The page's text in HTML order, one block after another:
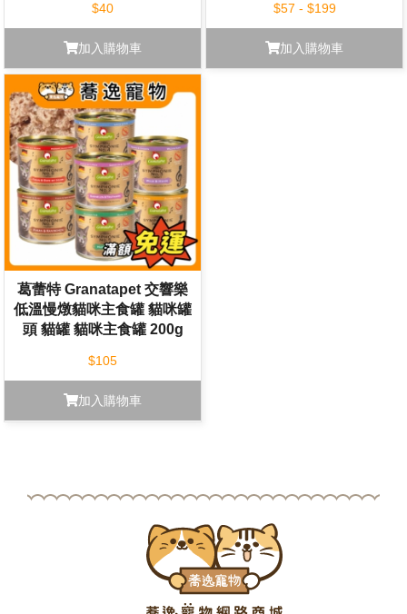
$40
加入購物車
$57 - $199
加入購物車
葛蕾特 Granatapet 交響樂
低溫慢燉貓咪主食罐 貓咪罐
頭 貓罐 貓咪主食罐 200g
$105
加入購物車